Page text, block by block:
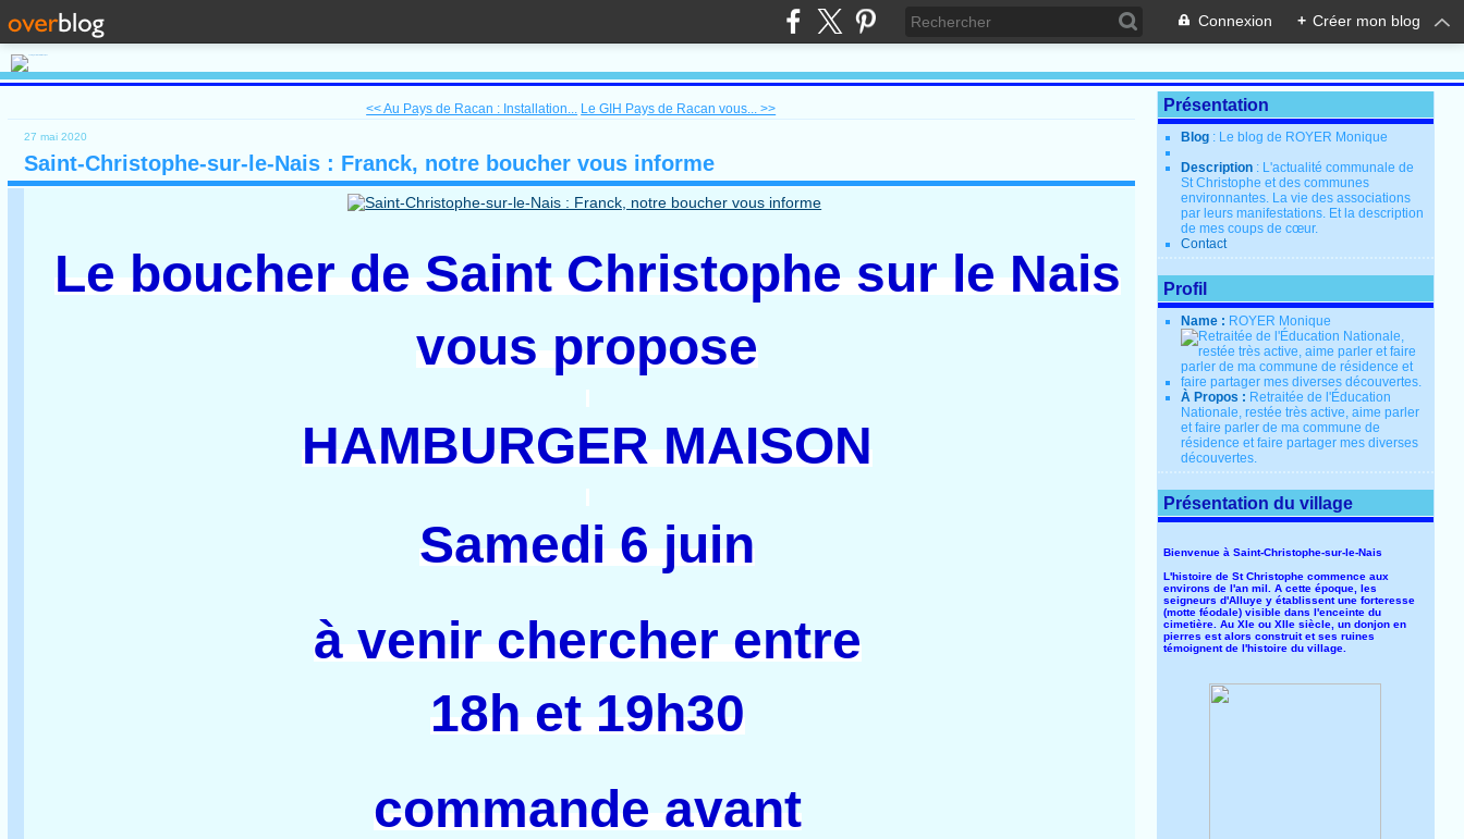
Connexion + Créer mon blog
<< Au Pays de Racan : Installation... Le GIH Pays de Racan vous... >>
27 mai 2020
Saint-Christophe-sur-le-Nais : Franck, notre boucher vous informe
Le boucher de Saint Christophe sur le Nais
vous propose
HAMBURGER MAISON
Samedi 6 juin
à venir chercher entre
18h et 19h30
commande avant
Présentation
Blog : Le blog de ROYER Monique
Description : L'actualité communale de
St Christophe et des communes
environnantes. La vie des associations
par leurs manifestations. Et la description
de mes coups de cœur.
Contact
Profil
Name : ROYER Monique
À Propos : Retraitée de l'Éducation
Nationale, restée très active, aime parler
et faire parler de ma commune de
résidence et faire partager mes diverses
découvertes.
Présentation du village
Bienvenue à Saint-Christophe-sur-le-Nais
L'histoire de St Christophe commence aux
environs de l'an mil. A cette époque, les
seigneurs d'Alluye y établissent une forteresse
(motte féodale) visible dans l'enceinte du
cimetière. Au XIe ou XIIe siècle, un donjon en
pierres est alors construit et ses ruines
témoignent de l'histoire du village.